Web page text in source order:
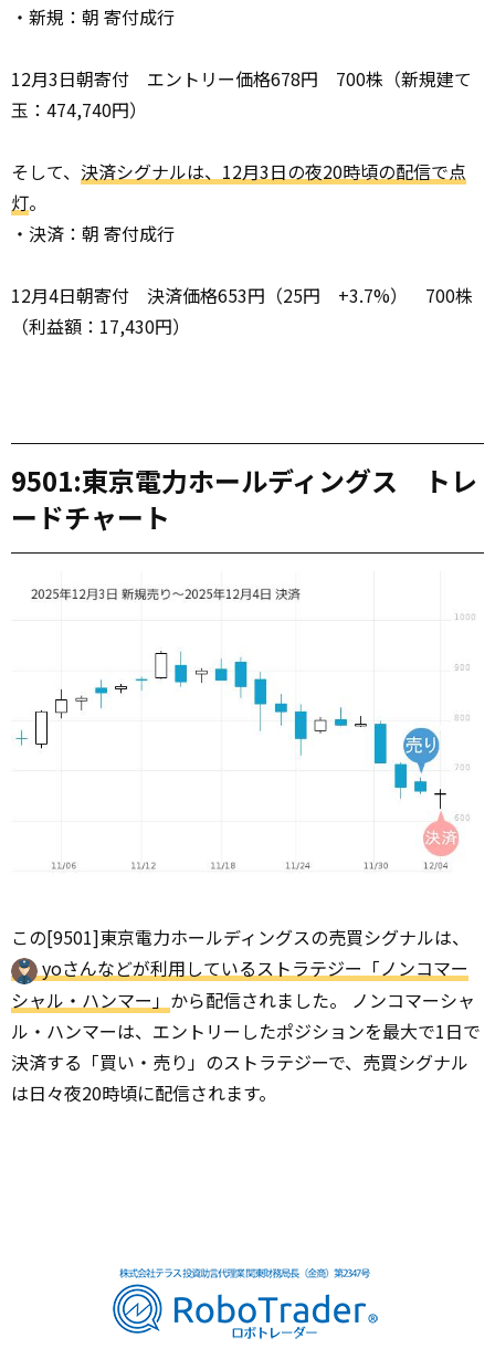
・新規：朝 寄付成行
12月3日朝寄付 エントリー価格678円 700株（新規建て
玉：474,740円）
そして、 決済シグナルは、12月3日の夜20時頃の配信で点
灯。
・決済：朝 寄付成行
12月4日朝寄付 決済価格653円（25円 +3.7%） 700株
（利益額：17,430円）
9501:東京電力ホールディングス トレ
ードチャート
この[9501]東京電力ホールディングスの売買シグナルは、
yoさんなどが利用しているストラテジー「ノンコマー
シャル・ハンマー」 から配信されました。 ノンコマーシャ
ル・ハンマーは、エントリーしたポジションを最大で1日で
決済する「買い・売り」のストラテジーで、売買シグナル
は日々夜20時頃に配信されます。